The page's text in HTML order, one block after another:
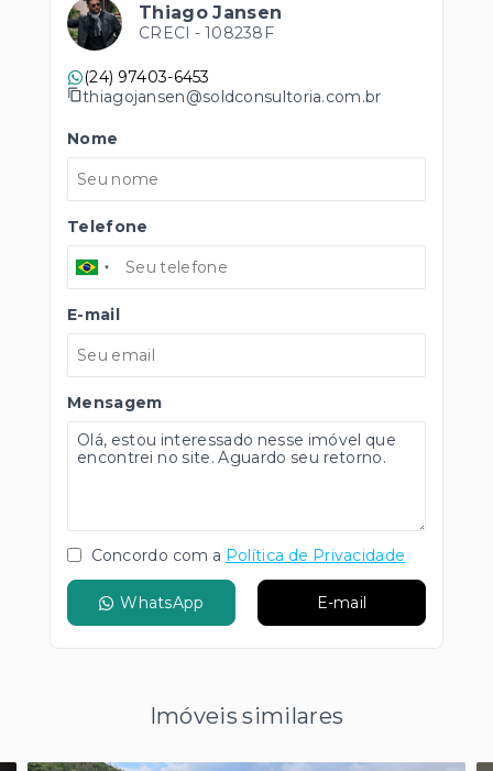
Thiago Jansen
CRECI - 108238F
(24) 97403-6453
thiagojansen@soldconsultoria.com.br
Nome
Telefone
E-mail
Mensagem
Concordo com a Política de Privacidade
WhatsApp E-mail
Imóveis similares